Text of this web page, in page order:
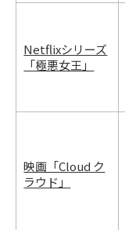
Netflixシリーズ
「極悪女王」
映画「Cloud ク
ラウド」